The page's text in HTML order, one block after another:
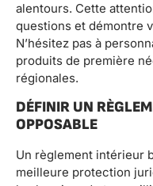
alentours. Cette
questions et démontre
N’hésitez pas à
produits de première
régionales.
DÉFINIR UN
OPPOSABLE
Un règlement intérieur
meilleure protection